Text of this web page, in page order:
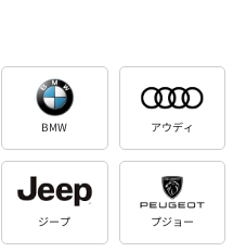
BMW アウディ
ジープ プジョー